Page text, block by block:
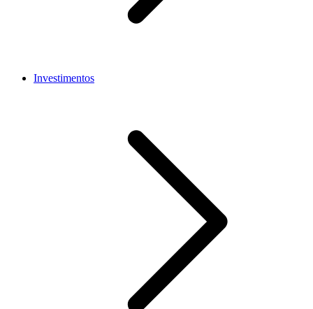
Investimentos